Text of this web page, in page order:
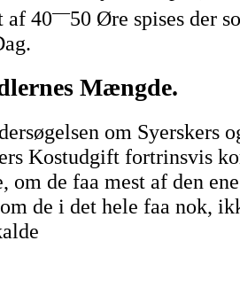
af 40—50 Øre spises der
Mængde.
om Syerskers
Kostudgift fortrinsvis
de faa mest af den
om de i det hele faa nok,